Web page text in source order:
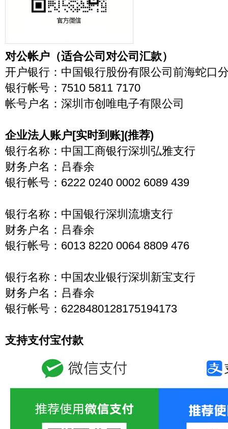
对公帐户（适合公司对公司汇款）
开户银行：中国银行股份有限公司前海蛇口
银行帐号：7510 5811 7170
帐号户名：深圳市创唯电子有限公司
企业法人账户[实时到账](推荐)
银行名称：中国工商银行深圳弘雅支行
财务户名：吕春余
银行帐号：6222 0240 0002 6089 439
银行名称：中国银行深圳流塘支行
财务户名：吕春余
银行帐号：6013 8220 0064 8809 476
银行名称：中国农业银行深圳新宝支行
财务户名：吕春余
银行帐号：6228480128175194173
支持支付宝付款